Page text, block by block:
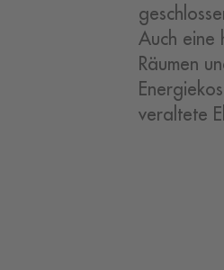
Auch eine
Räumen
veraltete